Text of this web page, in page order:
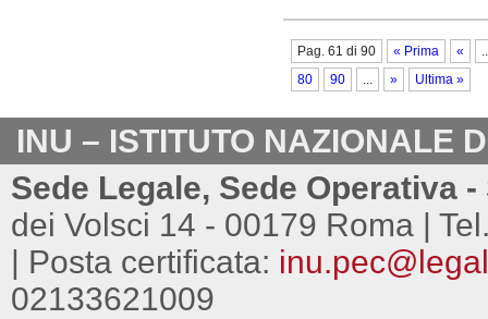
Pag. 61 di 90 « Prima «
80
90 ... » Ultima »
INU – ISTITUTO NAZIONALE
Sede Legale, Sede Operativa
dei Volsci 14 - 00179 Roma |
| Posta certificata:
02133621009